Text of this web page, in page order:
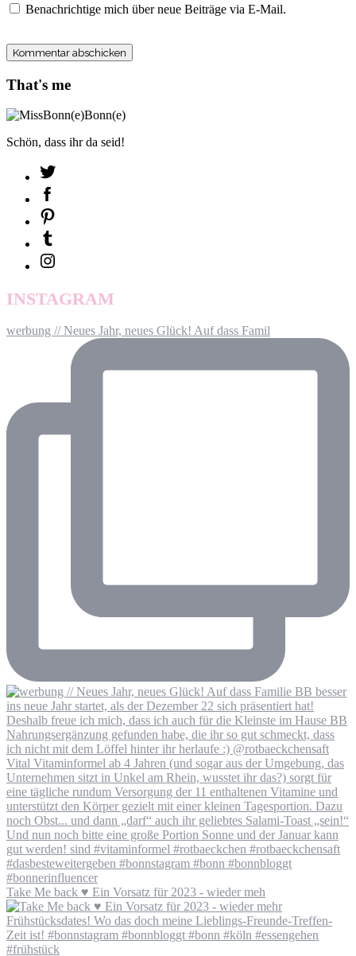
Benachrichtige mich über neue Beiträge via E-Mail.
That's me
Schön, dass ihr da seid!
INSTAGRAM
werbung // Neues Jahr, neues Glück! Auf dass Famil
Take Me back ♥️ Ein Vorsatz für 2023 - wieder meh